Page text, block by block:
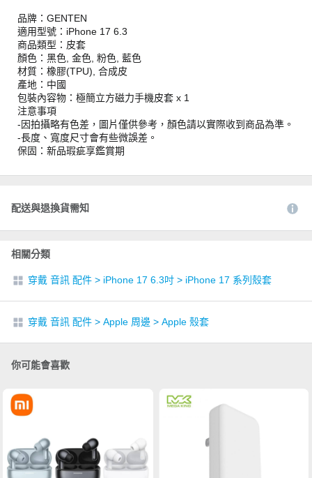
品牌：GENTEN
適用型號：iPhone 17 6.3
商品類型：皮套
顏色：黑色, 金色, 粉色, 藍色
材質：橡膠(TPU), 合成皮
產地：中國
包裝內容物：極簡立方磁力手機皮套 x 1
注意事項
-因拍攝略有色差，圖片僅供參考，顏色請以實際收到商品為準。
-長度、寬度尺寸會有些微誤差。
保固：新品瑕疵享鑑賞期
配送與退換貨需知
相關分類
穿戴 音訊 配件 > iPhone 17 6.3吋 > iPhone 17 系列殼套
穿戴 音訊 配件 > Apple 周邊 > Apple 殼套
你可能會喜歡